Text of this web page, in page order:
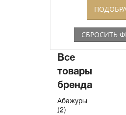
PRECIOSA
Reccagni Angelo
Sigma
ST Luce
TK Lighting
Toscom
Все
товары
бренда
Абажуры
(2)